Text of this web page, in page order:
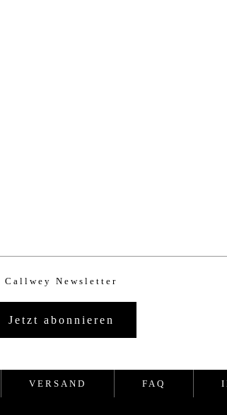
Callwey Newsletter
Jetzt abonnieren
VERSAND FAQ